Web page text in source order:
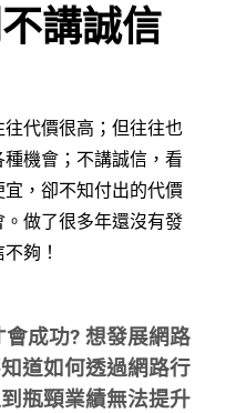
講誠信
代價很高；但往往也
機會；不講誠信，看
，卻不知付出的代價
做了很多年還沒有發
夠！
成功? 想發展網路
道如何透過網路行
瓶頸業績無法提升